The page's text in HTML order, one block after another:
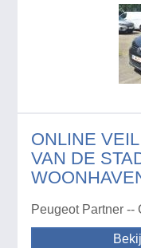
ONLINE
VAN DE
Peugeot Partner --